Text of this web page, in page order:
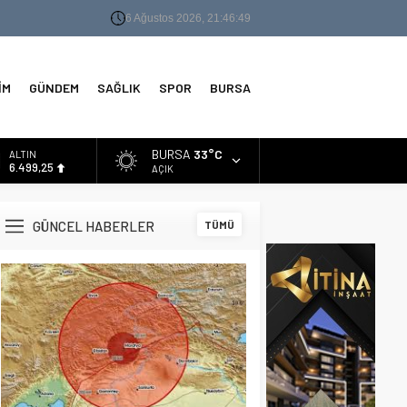
6 Ağustos 2026, 21:46:49
GÜNDEM SAĞLIK SPOR BURSA
ALTIN
6.499,25
EURO
54,9747
BURSA 33°C
AÇIK
GÜNCEL HABERLER TÜMÜ